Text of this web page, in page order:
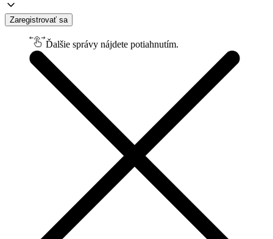
Zaregistrovať sa
Ďalšie správy nájdete potiahnutím.